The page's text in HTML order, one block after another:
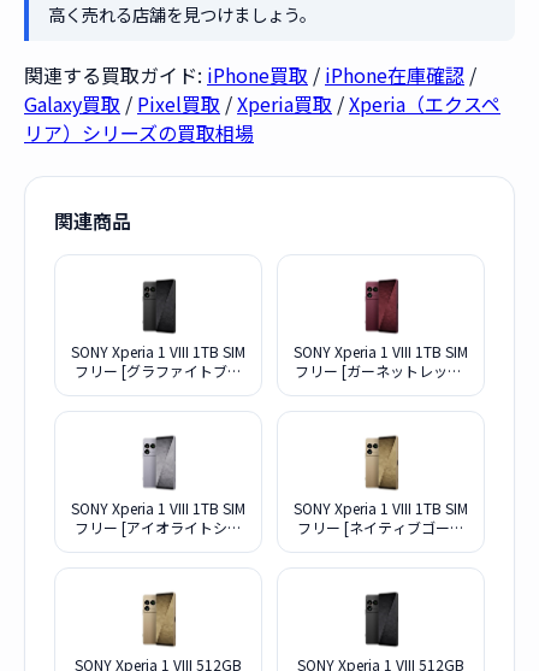
高く売れる店舗を見つけましょう。
関連する買取ガイド: iPhone買取 / iPhone在庫確認 /
Galaxy買取 / Pixel買取 /Xperia買取 /Xperia（エクスペ
リア）シリーズの買取相場
関連商品
SONY Xperia 1 VIII 1TB SIM
フリー [グラファイトブラ
SONY Xperia 1 VIII 1TB SIM
フリー [ガーネットレッド]
SONY Xperia 1 VIII 1TB SIM
フリー [アイオライトシル
SONY Xperia 1 VIII 1TB SIM
フリー [ネイティブゴール
SONY Xperia 1 VIII 512GB
SONY Xperia 1 VIII 512GB